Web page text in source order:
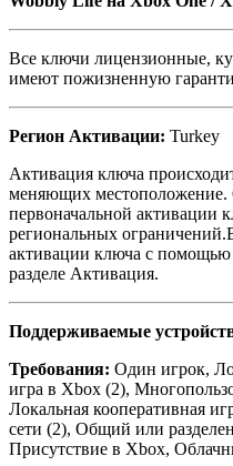
Все ключи лицензионные,
имеют пожизненную
Регион Активации: Turkey
Активация ключа
меняющих
первоначальной активации
региональных
активации ключа с помощью
разделе Активация.
Поддерживаемые
Требования: Один игрок,
игра в Xbox (2),
Локальная кооперативная
сети (2), Общий или
Присутствие в Xbox,